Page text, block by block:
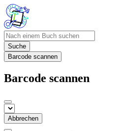
Suche
Barcode scannen
Barcode scannen
Abbrechen